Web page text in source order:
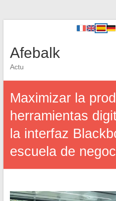
Afebalk
Actu
Maximizar la
herramientas
la interfaz
escuela de